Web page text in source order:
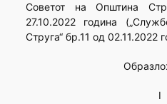
Советот на Општина
27.10.2022 година
Струга“ бр.11 од 02.11.2022
I